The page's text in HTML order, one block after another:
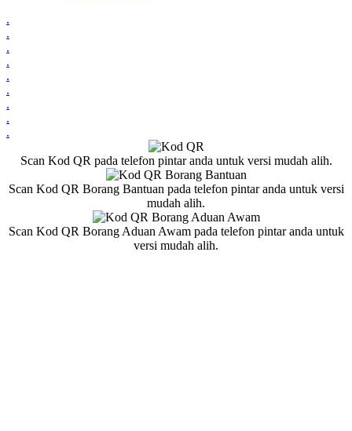
.
.
.
.
.
.
.
.
.
Scan Kod QR pada telefon pintar anda untuk versi mudah alih.
Scan Kod QR Borang Bantuan pada telefon pintar anda untuk versi
mudah alih.
Scan Kod QR Borang Aduan Awam pada telefon pintar anda untuk
versi mudah alih.